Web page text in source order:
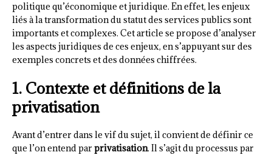
politique qu’économique et juridique. En effet, les enjeux
liés à la transformation du statut des services publics sont
importants et complexes. Cet article se propose d’analyser
les aspects juridiques de ces enjeux, en s’appuyant sur des
exemples concrets et des données chiffrées.
1. Contexte et définitions de la
privatisation
Avant d’entrer dans le vif du sujet, il convient de définir ce
que l’on entend parprivatisation. Il s’agit du processus par